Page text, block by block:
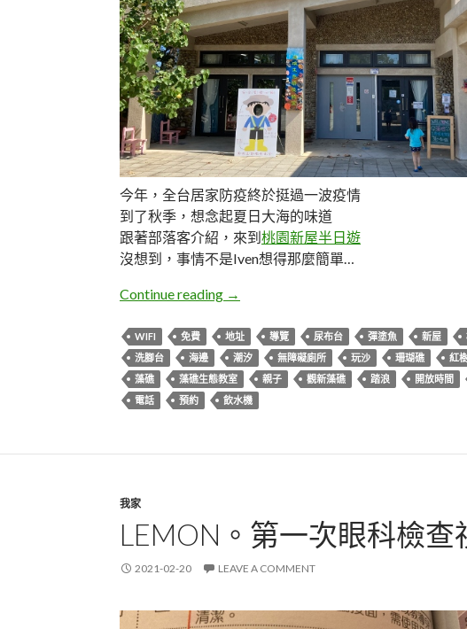
今年，全台居家防疫終於挺過一波疫情
到了秋季，想念起夏日大海的味道
跟著部落客介紹，來到 桃園新屋半日遊
沒想到，事情不是Iven想得那麼簡單…
Continue reading 桃園新屋。藻礁生態環境教室
→
WIFI 免費 地址 導覽 尿布台 彈塗魚 新屋
洗腳台
海邊 潮汐 無障礙廁所 玩沙 珊瑚礁
紅
藻礁
藻礁生態教室 親子 觀新藻礁 踏浪
開放時間
電話
預約 飲水機
我家
LEMON。第一次眼科檢查
2021-02-20 LEAVE A COMMENT